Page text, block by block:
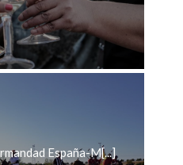
España-M[...]